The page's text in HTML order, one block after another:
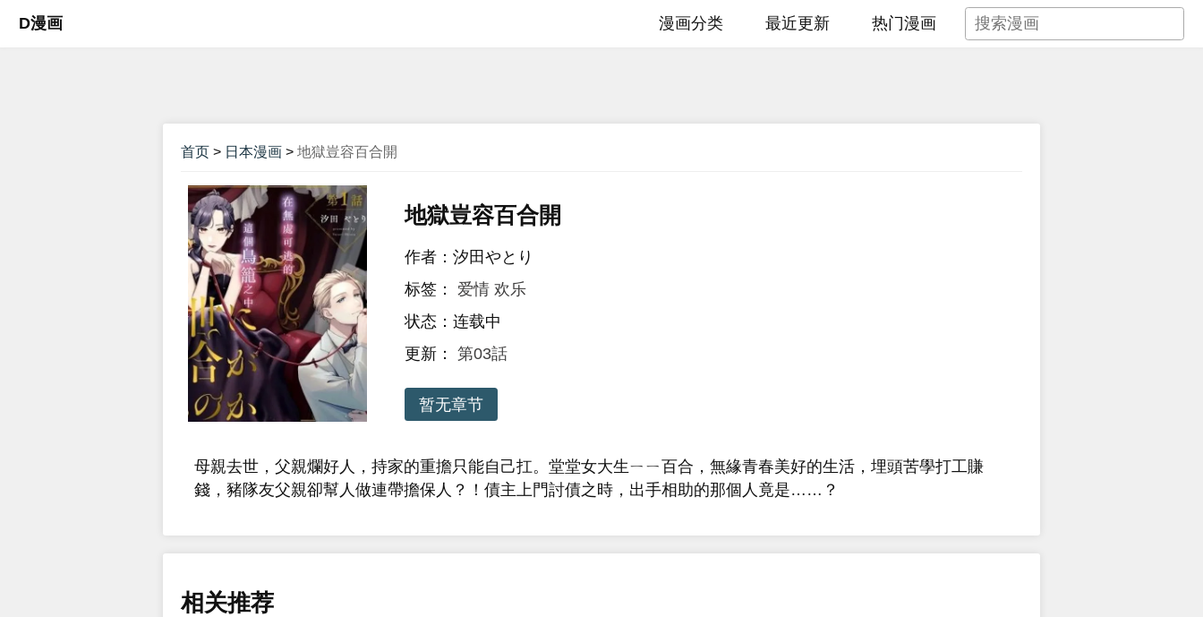
D漫画 漫画分类 最近更新 热门漫画
首页 > 日本漫画 > 地獄豈容百合開
地獄豈容百合開
作者：汐田やとり
标签： 爱情 欢乐
状态：连载中
更新： 第03話
暂无章节
母親去世，父親爛好人，持家的重擔只能自己扛。堂堂女大生ㄧㄧ百合，無緣青春美好的生活，埋頭苦學打工賺
錢，豬隊友父親卻幫人做連帶擔保人？！債主上門討債之時，出手相助的那個人竟是……？
相关推荐